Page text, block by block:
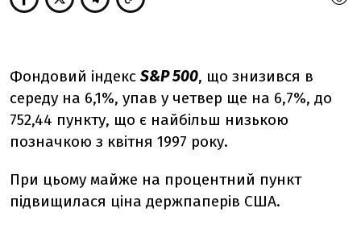
Фондовий індекс S&P 500, що знизився в
середу на 6,1%, упав у четвер ще на 6,7%, до
752,44 пункту, що є найбільш низькою
позначкою з квітня 1997 року.
При цьому майже на процентний пункт
підвищилася ціна держпаперів США.